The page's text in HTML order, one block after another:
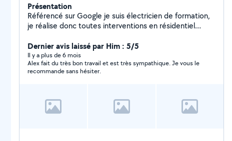
Présentation
Référencé sur Google je suis électricien de formation,
je réalise donc toutes interventions en résidentiel
rénovation, le diagnostic et le dépannage d'installations
existantes. Je réalise également tout type de travaux
généraux (plomberie, peinture, menuiserie, carrelage,
faïence etc)
Dernier avis laissé par Him : 5/5
Il y a plus de 6 mois
Alex fait du très bon travail et est très sympathique. Je vous le
recommande sans hésiter.